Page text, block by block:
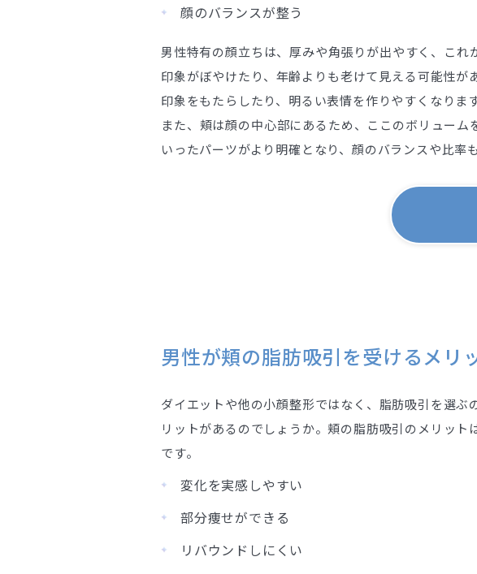
顔のバランスが整う
男性特有の顔立ちは、厚みや角張りが出やすく、こ
印象がぼやけたり、年齢よりも老けて見える可能性
印象をもたらしたり、明るい表情を作りやすくなります
また、頬は顔の中心部にあるため、ここのボリュー
いったパーツがより明確となり、顔のバランスや比率
男性が頬の脂肪吸引を受けるメリ
ダイエットや他の小顔整形ではなく、脂肪吸引を選ぶ
リットがあるのでしょうか。頬の脂肪吸引のメリット
です。
変化を実感しやすい
部分痩せができる
リバウンドしにくい